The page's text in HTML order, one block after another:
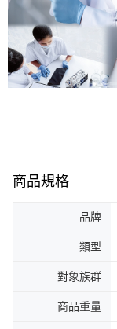
商品規格
品牌
類型
對象族群
商品重量